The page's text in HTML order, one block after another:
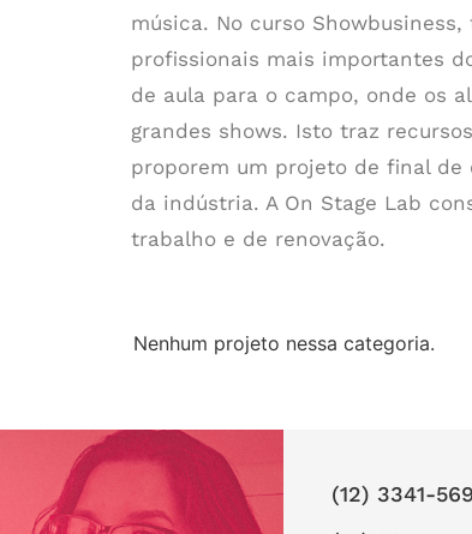
música. No curso
profissionais mais importantes
de aula para o campo, onde os
grandes shows. Isto traz
proporem um projeto de final
da indústria. A On Stage Lab
trabalho e de renovação.
Nenhum projeto nessa categoria.
(12) 3341-